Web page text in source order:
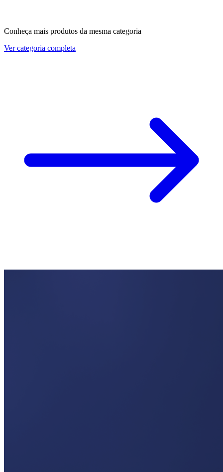
Conheça mais produtos da mesma categoria
Ver categoria completa